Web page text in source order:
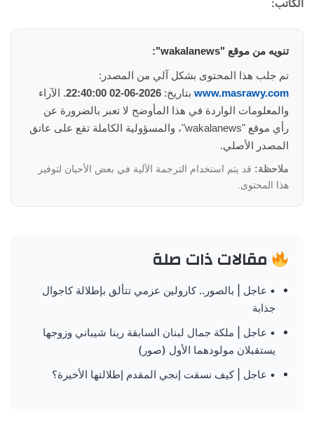
الكاتب:
تنويه من موقع "wakalanews":
تم جلب هذا المحتوى بشكل آلي من المصدر:
www.masrawy.com بتاريخ: 2026-06-02 22:40:00
. الآراء
والمعلومات الواردة في هذا المأوضح لا تعبر بالضرورة عن
رأي موقع "wakalanews"، والمسؤولية الكاملة تقع على عاتق
المصدر الأصلي.
ملاحظة: قد يتم استخدام الترجمة الآلية في بعض الأحيان لتوفير
هذا المحتوى.
مقالات ذات صلة
• عاجل | بالصور.. كارولين عزمي تتألق بإطلالة كاجوال
جذابة
• عاجل | ملكة جمال لبنان السابقة رينا شيباني وزوجها
يستقبلان مولودهما الأول (صور)
• عاجل | كيف نسقت إنجي المقدم إطلالتها الأخيرة؟